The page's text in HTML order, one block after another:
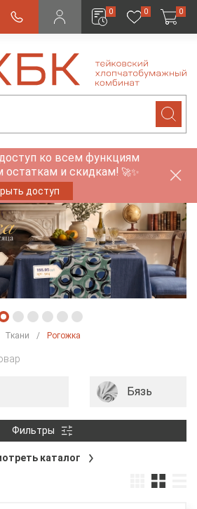
0 0 0
ко всем функциям
остаткам и скидкам! 🚀✨
доступ
Ткани Рогожка
Бязь
Фильтры
каталог